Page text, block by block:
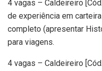
4 vagas – Caldeireiro
de experiência em
completo (apresentar
para viagens.
4 vagas – Caldeireiro